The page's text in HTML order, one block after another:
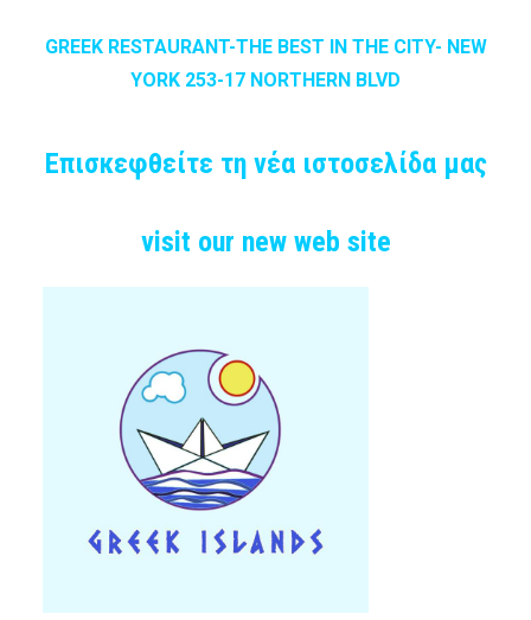
GREEK RESTAURANT-THE BEST IN THE CITY- NEW
YORK 253-17 NORTHERN BLVD
Επισκεφθείτε τη νέα ιστοσελίδα μας
visit our new web site